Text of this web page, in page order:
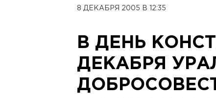
8 ДЕКАБРЯ 2005 В 12:35
В ДЕНЬ
ДЕКАБРЯ